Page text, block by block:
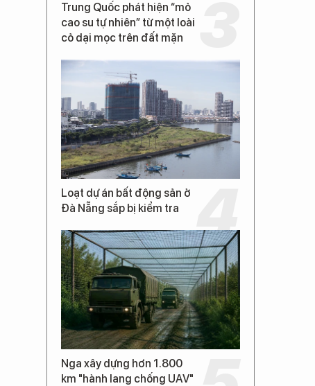
Trung Quốc phát hiện “mỏ
cao su tự nhiên” từ một loài
cỏ dại mọc trên đất mặn
Loạt dự án bất động sản ở
Đà Nẵng sắp bị kiểm tra
Nga xây dựng hơn 1.800
km "hành lang chống UAV"